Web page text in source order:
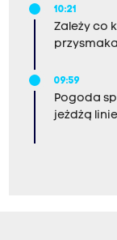
10:21
Zależy co
09:59
Pogoda
jeżdżą